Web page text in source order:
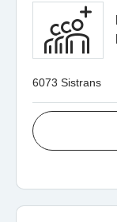
6073 Sistrans